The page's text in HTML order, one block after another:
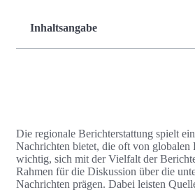
Inhaltsangabe
Die regionale Berichterstattung spielt
Nachrichten bietet, die oft von globalen
wichtig, sich mit der Vielfalt der
Rahmen für die Diskussion über die
Nachrichten prägen. Dabei leisten